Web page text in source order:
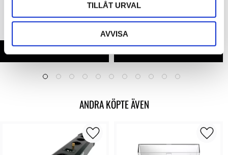
TILLÅT URVAL
AVVISA
2 090 kr 1 150 kr
ANDRA KÖPTE ÄVEN